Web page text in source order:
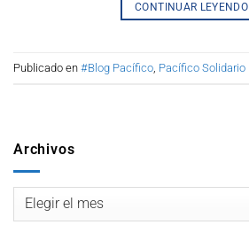
CONTINUAR LEYENDO
Publicado en #Blog Pacífico Pacífico Solidario
Archivos